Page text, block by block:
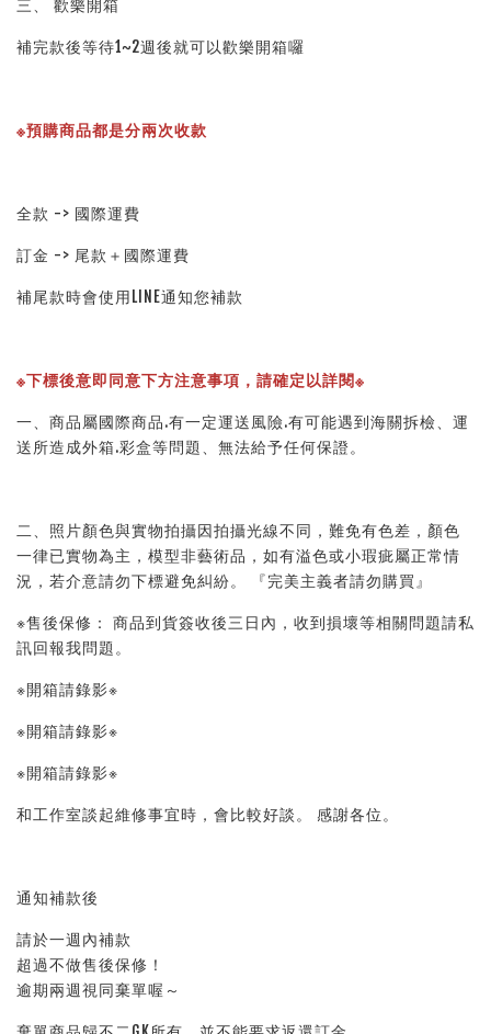
三、 歡樂開箱
補完款後等待1~2週後就可以歡樂開箱囉
※預購商品都是分兩次收款
全款 -> 國際運費
訂金 -> 尾款＋國際運費
補尾款時會使用LINE通知您補款
※下標後意即同意下方注意事項，請確定以詳閱※
一、商品屬國際商品.有一定運送風險.有可能遇到海關拆檢、運
送所造成外箱.彩盒等問題、無法給予任何保證。
二、照片顏色與實物拍攝因拍攝光線不同，難免有色差，顏色
一律已實物為主，模型非藝術品，如有溢色或小瑕疵屬正常情
況，若介意請勿下標避免糾紛。 『完美主義者請勿購買』
※售後保修： 商品到貨簽收後三日內，收到損壞等相關問題請私
訊回報我問題。
※開箱請錄影※
※開箱請錄影※
※開箱請錄影※
和工作室談起維修事宜時，會比較好談。 感謝各位。
通知補款後
請於一週內補款
超過不做售後保修！
逾期兩週視同棄單喔～